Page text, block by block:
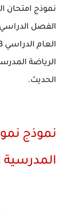
نموذج امتحان
الفصل
الحديث.
نموذج
المدرسية